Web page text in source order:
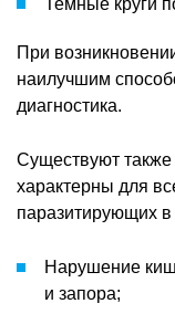
При
наилучшим
диагностика.
Существуют
характерны для
паразитирующих в
Нарушение
и запора;